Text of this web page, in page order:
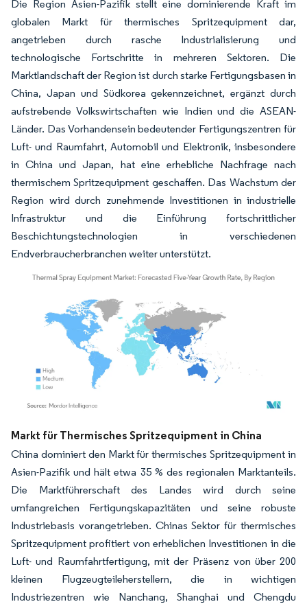
Die Region Asien-Pazifik stellt eine dominierende Kraft im
globalen Markt für thermisches Spritzequipment dar,
angetrieben durch rasche Industrialisierung und
technologische Fortschritte in mehreren Sektoren. Die
Marktlandschaft der Region ist durch starke Fertigungsbasen in
China, Japan und Südkorea gekennzeichnet, ergänzt durch
aufstrebende Volkswirtschaften wie Indien und die ASEAN-
Länder. Das Vorhandensein bedeutender Fertigungszentren für
Luft- und Raumfahrt, Automobil und Elektronik, insbesondere
in China und Japan, hat eine erhebliche Nachfrage nach
thermischem Spritzequipment geschaffen. Das Wachstum der
Region wird durch zunehmende Investitionen in industrielle
Infrastruktur und die Einführung fortschrittlicher
Beschichtungstechnologien in verschiedenen
Endverbraucherbranchen weiter unterstützt.
Bild © Mordor Intelligence. Wiederverwendung erfordert Namensnennung gemäß
Markt für Thermisches Spritzequipment in China
China dominiert den Markt für thermisches Spritzequipment in
Asien-Pazifik und hält etwa 35 % des regionalen Marktanteils.
Die Marktführerschaft des Landes wird durch seine
umfangreichen Fertigungskapazitäten und seine robuste
Industriebasis vorangetrieben. Chinas Sektor für thermisches
Spritzequipment profitiert von erheblichen Investitionen in die
Luft- und Raumfahrtfertigung, mit der Präsenz von über 200
kleinen Flugzeugteileherstellern, die in wichtigen
Industriezentren wie Nanchang, Shanghai und Chengdu